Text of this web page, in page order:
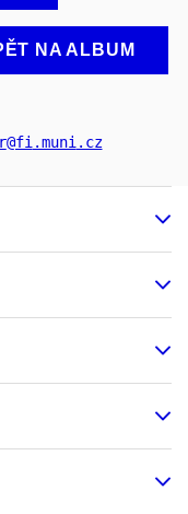
NA ALBUM
@fi.muni.cz